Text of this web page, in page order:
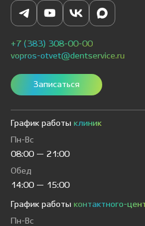
+7 (383) 308-00-00
vopros-otvet@dentservice.ru
Записаться
График работы клиник
Пн-Вс
08:00 — 21:00
Обед
14:00 — 15:00
График работы контактного-
Пн-Вс